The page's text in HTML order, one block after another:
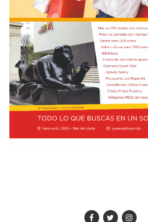
Cerebro Mágico: construyendo
circuitos”, a cargo de María Paula
taller práctico de arte, ciencia y
finalizar cada participante se lleva su
terminada. Es una actividad arancelada
materiales) destinada a niños a partir
Los participantes menores de 8 años
acompañados por una persona adulta
asistentes $12.000 y adulto
entradas están disponibles en la
viernes de 14 a 19.
de entre 3 y 7 años junto a sus